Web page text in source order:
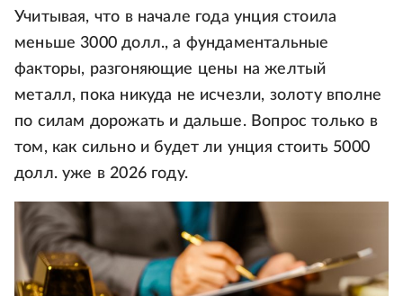
Учитывая, что в начале года унция стоила
меньше 3000 долл., а фундаментальные
факторы, разгоняющие цены на желтый
металл, пока никуда не исчезли, золоту вполне
по силам дорожать и дальше. Вопрос только в
том, как сильно и будет ли унция стоить 5000
долл. уже в 2026 году.